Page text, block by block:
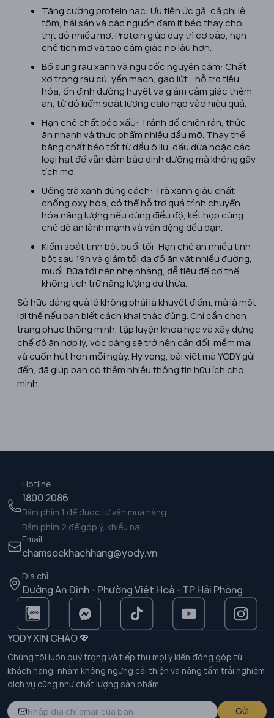
Tăng cường protein nạc: Ưu tiên ức gà, cá phi lê,
tôm, hải sản và các nguồn đạm ít béo thay cho
thịt đỏ nhiều mỡ. Protein giúp duy trì cơ bắp, hạn
chế tích mỡ và tạo cảm giác no lâu hơn.
Bổ sung rau xanh và ngũ cốc nguyên cám: Chất
xơ trong rau củ, yến mạch, gạo lứt… hỗ trợ tiêu
hóa, ổn định đường huyết và giảm cảm giác thèm
ăn, từ đó kiểm soát lượng calo nạp vào hiệu quả.
Hạn chế chất béo xấu: Tránh đồ chiên rán, thức
ăn nhanh và thực phẩm nhiều dầu mỡ. Thay thế
bằng chất béo tốt từ dầu ô liu, dầu dừa hoặc các
loại hạt để vẫn đảm bảo dinh dưỡng mà không gây
tích mỡ.
Uống trà xanh đúng cách: Trà xanh giàu chất
chống oxy hóa, có thể hỗ trợ quá trình chuyển
hóa năng lượng nếu dùng điều độ, kết hợp cùng
chế độ ăn lành mạnh và vận động đều đặn.
Kiểm soát tinh bột buổi tối: Hạn chế ăn nhiều tinh
bột sau 19h và giảm tối đa đồ ăn vặt nhiều đường,
muối. Bữa tối nên nhẹ nhàng, dễ tiêu để cơ thể
không tích trữ năng lượng dư thừa.
Sở hữu dáng quả lê không phải là khuyết điểm, mà là một
lợi thế nếu bạn biết cách khai thác đúng. Chỉ cần chọn
trang phục thông minh, tập luyện khoa học và xây dựng
chế độ ăn hợp lý, vóc dáng sẽ trở nên cân đối, mềm mại
và cuốn hút hơn mỗi ngày. Hy vọng, bài viết mà YODY gửi
đến, đã giúp bạn có thêm nhiều thông tin hữu ích cho
mình.
Hotline
1800 2086
Bấm phím 1 để được tư vấn mua hàng
Bấm phím 2 để góp ý, khiếu nại
Email
chamsockhachhang@yody.vn
Địa chỉ
Đường An Định - Phường Việt Hoà - TP Hải Phòng
YODY XIN CHÀO 💖
Chúng tôi luôn quý trọng và tiếp thu mọi ý kiến đóng góp từ
khách hàng, nhằm không ngừng cải thiện và nâng tầm trải nghiệm
dịch vụ cũng như chất lượng sản phẩm.
Gửi